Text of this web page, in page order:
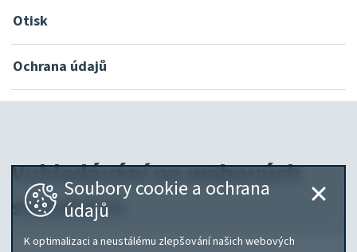
Otisk
Ochrana údajů
Vyhledávání na webových
stránkách
Soubory cookie a ochrana
údajů
K optimalizaci a neustálému zlepšování našich webových